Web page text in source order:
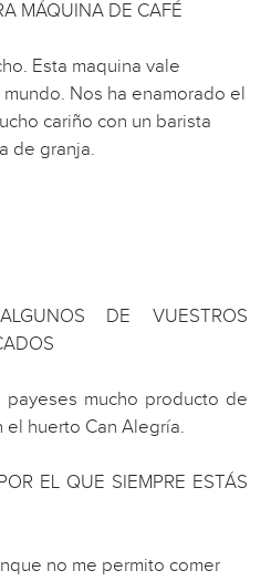
MÁQUINA DE CAFÉ
Esta maquina vale
Nos ha enamorado el
cariño con un barista
de granja.
DE VUESTROS
mucho producto de
huerto Can Alegría.
EL QUE SIEMPRE ESTÁS
no me permito comer